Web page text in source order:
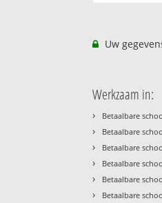
Uw
Werkzaam in:
› Betaalbare
› Betaalbare
› Betaalbare
› Betaalbare
› Betaalbare
› Betaalbare